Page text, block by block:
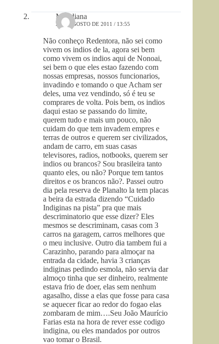
Meridiana
2 DE AGOSTO DE 2011 / 13:55
Não conheço Redentora, não sei como
vivem os indios de la, agora sei bem
como vivem os indios aqui de Nonoai,
sei bem o que eles estao fazendo com
nossas empresas, nossos funcionarios,
invadindo e tomando o que Acham ser
deles, uma vez vendindo, só é teu se
comprares de volta. Pois bem, os indios
daqui estao se passando do limite,
querem tudo e mais um pouco, não
cuidam do que tem invadem empres e
terras de outros e querem ser civilizados,
andam de carro, em suas casas
televisores, radios, notbooks, querem ser
indios ou brancos? Sou brasileira tanto
quanto eles, ou não? Porque tem tantos
direitos e os brancos não?. Passei outro
dia pela reserva de Planalto la tem placas
a beira da estrada dizendo “Cuidado
Indiginas na pista” pra que mais
descriminatorio que esse dizer? Eles
mesmos se descriminam, casas com 3
carros na garagem, carros melhores que
o meu inclusive. Outro dia tambem fui a
Carazinho, parando para almoçar na
entrada da cidade, havia 3 crianças
indiginas pedindo esmola, não servia dar
almoço tinha que ser dinheiro, realmente
estava frio de doer, elas sem nenhum
agasalho, disse a elas que fosse para casa
se aquecer ficar ao redor do fogao elas
zombaram de mim….Seu João Maurício
Farias esta na hora de rever esse codigo
indigina, ou eles mandados por outros
vao tomar o Brasil.